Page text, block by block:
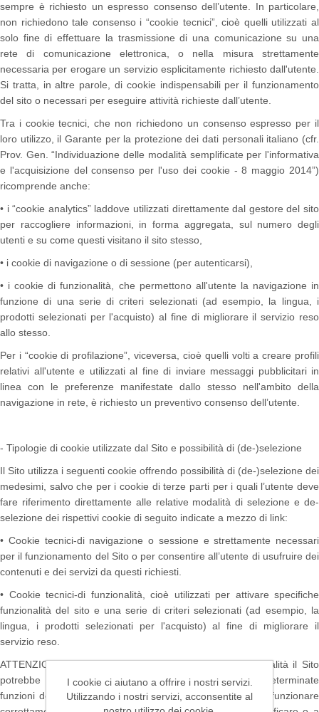
sempre è richiesto un espresso consenso dell’utente. In particolare,
non richiedono tale consenso i “cookie tecnici”, cioè quelli utilizzati al
solo fine di effettuare la trasmissione di una comunicazione su una
rete di comunicazione elettronica, o nella misura strettamente
necessaria per erogare un servizio esplicitamente richiesto dall'utente.
Si tratta, in altre parole, di cookie indispensabili per il funzionamento
del sito o necessari per eseguire attività richieste dall’utente.
Tra i cookie tecnici, che non richiedono un consenso espresso per il
loro utilizzo, il Garante per la protezione dei dati personali italiano (cfr.
Prov. Gen. “Individuazione delle modalità semplificate per l'informativa
e l'acquisizione del consenso per l'uso dei cookie - 8 maggio 2014”)
ricomprende anche:
• i “cookie analytics” laddove utilizzati direttamente dal gestore del sito
per raccogliere informazioni, in forma aggregata, sul numero degli
utenti e su come questi visitano il sito stesso,
• i cookie di navigazione o di sessione (per autenticarsi),
• i cookie di funzionalità, che permettono all'utente la navigazione in
funzione di una serie di criteri selezionati (ad esempio, la lingua, i
prodotti selezionati per l'acquisto) al fine di migliorare il servizio reso
allo stesso.
Per i “cookie di profilazione”, viceversa, cioè quelli volti a creare profili
relativi all'utente e utilizzati al fine di inviare messaggi pubblicitari in
linea con le preferenze manifestate dallo stesso nell'ambito della
navigazione in rete, è richiesto un preventivo consenso dell’utente.
- Tipologie di cookie utilizzate dal Sito e possibilità di (de-)selezione
Il Sito utilizza i seguenti cookie offrendo possibilità di (de-)selezione dei
medesimi, salvo che per i cookie di terze parti per i quali l’utente deve
fare riferimento direttamente alle relative modalità di selezione e de-
selezione dei rispettivi cookie di seguito indicate a mezzo di link:
• Cookie tecnici-di navigazione o sessione e strettamente necessari
per il funzionamento del Sito o per consentire all’utente di usufruire dei
contenuti e dei servizi da questi richiesti.
• Cookie tecnici-di funzionalità, cioè utilizzati per attivare specifiche
funzionalità del sito e una serie di criteri selezionati (ad esempio, la
lingua, i prodotti selezionati per l'acquisto) al fine di migliorare il
servizio reso.
ATTENZIONE: disabilitando i cookie tecnici e/o di funzionalità il Sito
potrebbe risultare non consultabile o alcuni servizi o determinate
funzioni del Sito potrebbero risultare non disponibili o non funzionare
I cookie ci aiutano a offrire i nostri servizi.
Utilizzando i nostri servizi, acconsentite al